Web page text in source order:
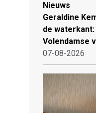
Nieuws
Geraldine
de waterkant:
Volendamse
07-08-2026